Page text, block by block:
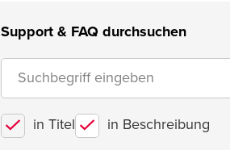
Support & FAQ durchsuchen
in Titel in Beschreibung